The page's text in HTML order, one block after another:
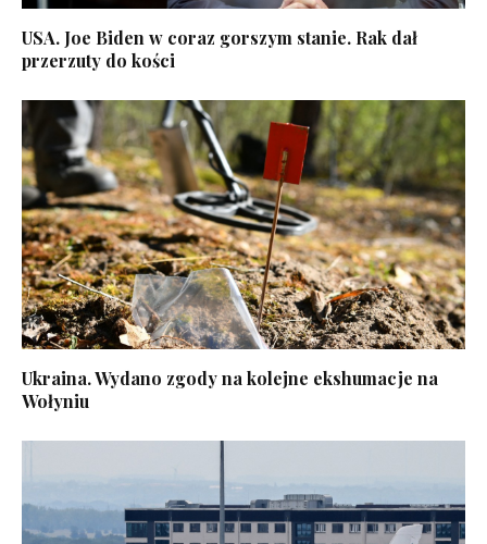
USA. Joe Biden w coraz gorszym stanie. Rak dał
przerzuty do kości
Ukraina. Wydano zgody na kolejne ekshumacje na
Wołyniu